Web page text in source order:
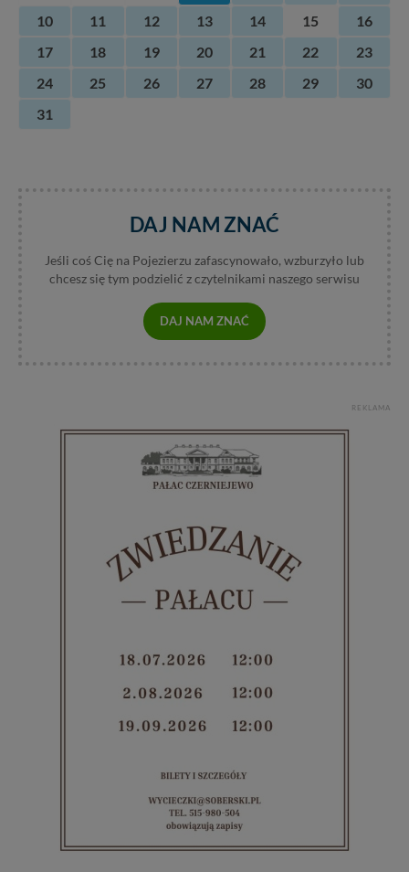
10
11 12 13 14 15
16
17
18 19 20 21 22
23
24
25 26 27 28 29
30
31
DAJ NAM ZNAĆ
Jeśli coś Cię na Pojezierzu zafascynowało, wzburzyło lub
chcesz się tym podzielić z czytelnikami naszego serwisu
DAJ NAM ZNAĆ
REKLAMA